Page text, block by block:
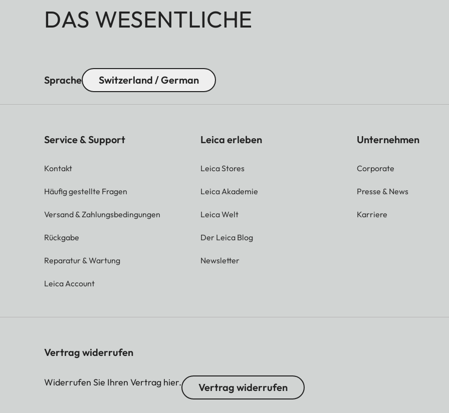
DAS WESENTLICHE
Sprache Switzerland / German
Service & Support
Kontakt
Häufig gestellte Fragen
Versand & Zahlungsbedingungen
Rückgabe
Reparatur & Wartung
Leica Account
Leica erleben
Leica Stores
Leica Akademie
Leica Welt
Der Leica Blog
Newsletter
Unternehmen
Corporate
Presse & News
Karriere
Vertrag widerrufen
Widerrufen Sie Ihren Vertrag hier. Vertrag widerrufen